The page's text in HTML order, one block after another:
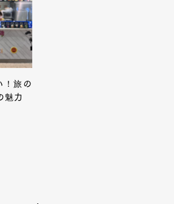
！旅の
魅力